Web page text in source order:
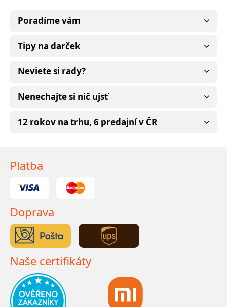
Poradíme vám
Tipy na darček
Neviete si rady?
Nenechajte si nič ujsť
12 rokov na trhu, 6 predajní v ČR
Platba
Doprava
Naše certifikáty